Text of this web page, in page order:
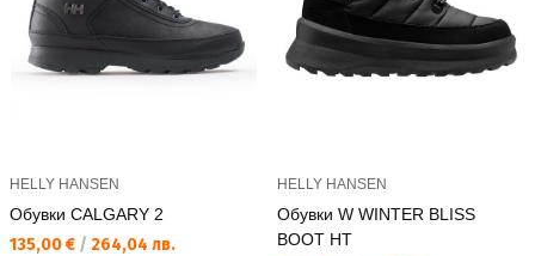
HELLY HANSEN
Обувки CALGARY 2
Текуща цена:
135,00 € / 264,04 лв.
HELLY HANSEN
Обувки W WINTER BLISS
BOOT HT